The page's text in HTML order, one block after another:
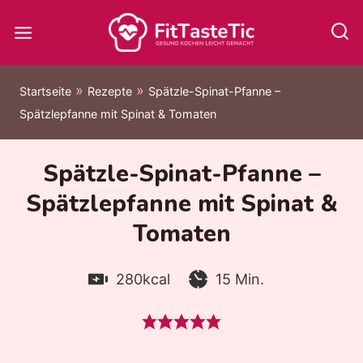
Inhalt
Startseite » Rezepte » Spätzle-Spinat-Pfanne –
Spätzlepfanne mit Spinat & Tomaten
Spätzle-Spinat-Pfanne –
Spätzlepfanne mit Spinat &
Tomaten
Kalorien:
280kcal Zubereitungszeit:
15Minuten
Min.